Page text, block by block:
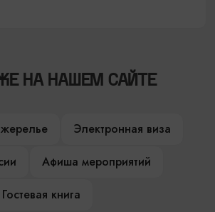
НА НАШЕМ САЙТЕ
Электронная виза
Афиша мероприятий
Гостевая книга